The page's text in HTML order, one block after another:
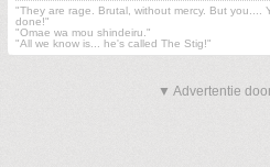
"They are rage. Brutal, without mercy. But you....
done!"
"Omae wa mou shindeiru."
"All we know is... he's called The Stig!"
▼ Advertentie